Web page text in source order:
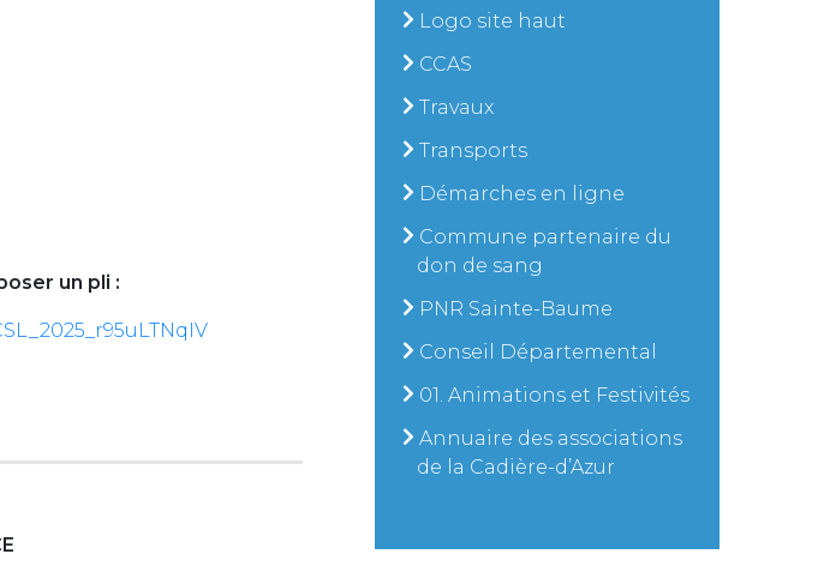
un pli :
Logo site haut
CCAS
Travaux
Transports
Démarches en ligne
Commune partenaire du
don de sang
PNR Sainte-Baume
Conseil Départemental
01. Animations et Festivités
Annuaire des associations
de la Cadière-d’Azur